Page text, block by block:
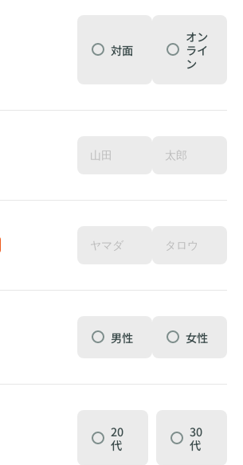
対面
オン
ライ
ン
男性 女性
20
代
30
代